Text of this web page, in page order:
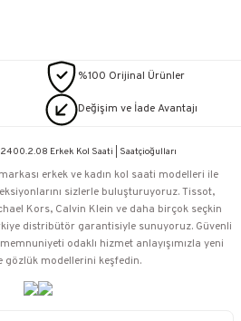
%100 Orijinal Ürünler
Değişim ve İade Avantajı
erkek ve kadın kol saati modelleri ile
sizlerle buluşturuyoruz. Tissot,
Kors, Calvin Klein ve daha birçok seçkin
distribütör garantisiyle sunuyoruz. Güvenli
odaklı hizmet anlayışımızla yeni
gözlük modellerini keşfedin.